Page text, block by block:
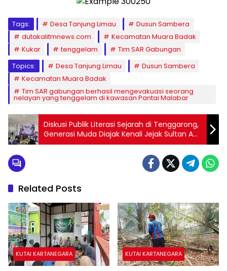
Tags: Desa Tanjung Limau
Dusun Sambera
dutakalitmnews.com
Kecamatan Muara Badak
Kukar
tenggelam
Tim SAR Gabungan
Topics:
Desa Tanjung Limau
Dusun Sambera
Kecamatan Muara Badak
Tim SAR gabungan berhasil mengevakuasi seorang
nelayan yang tenggelam di kawasan Pantai Malabar
Diskusi Publik Literasi Sejarah di Tenggarong,
Generasi Muda Diajak Kenali Jejak Sultan AM
Idris.
Related Posts
KUTAI KARTANEGARA KUTAI KARTANEGARA